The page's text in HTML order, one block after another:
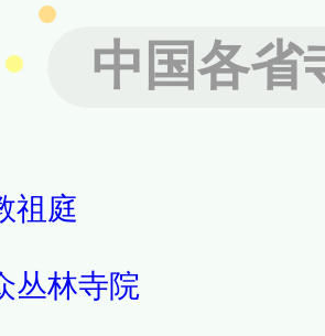
中国各省
祖庭
丛林寺院